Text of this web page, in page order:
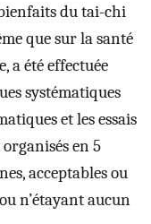
du tai-chi
que sur la santé
a été effectuée
systématiques
et les essais
en 5
acceptables ou
n’étayant aucun